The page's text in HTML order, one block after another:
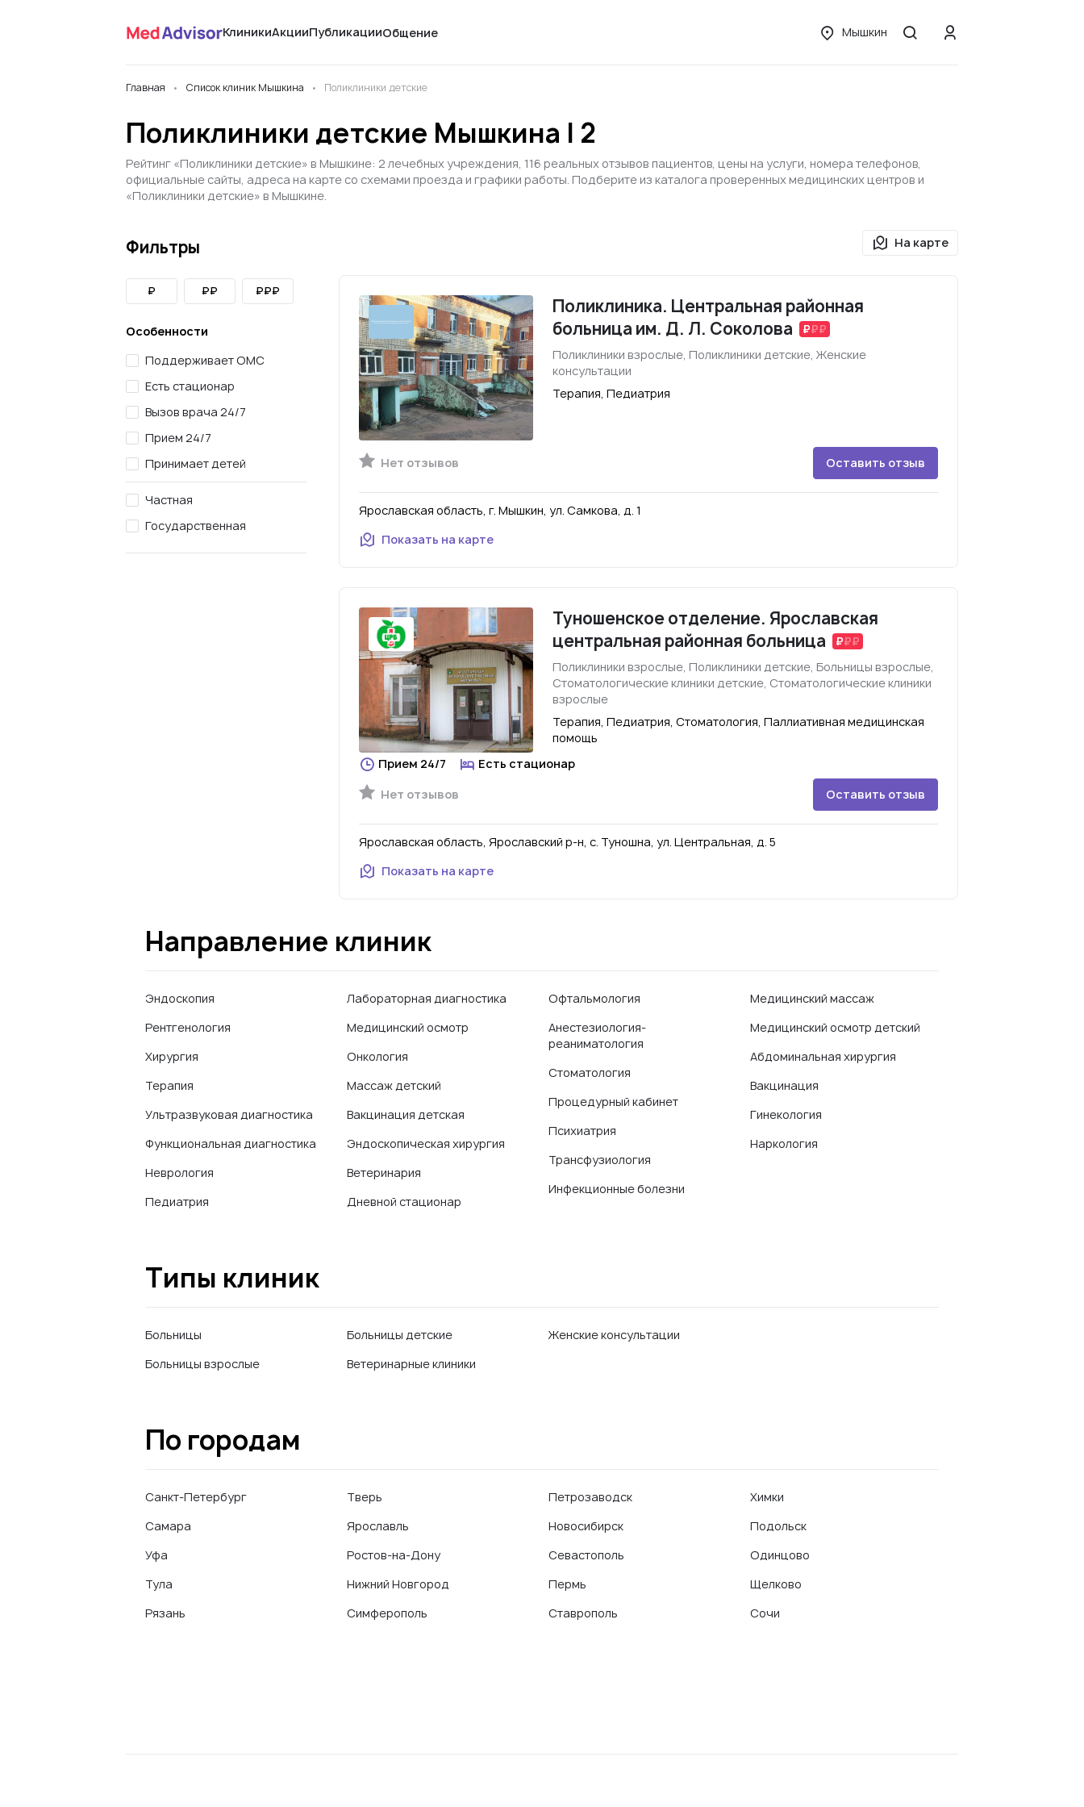
КлиникиАкцииПубликацииОбщение Мышкин
Главная Список клиник Мышкина Поликлиники детские
Поликлиники детские Мышкина | 2
Рейтинг «Поликлиники детские» в Мышкине: 2 лечебных учреждения, 116 реальных отзывов пациентов, цены на услуги, номера телефонов,
официальные сайты, адреса на карте со схемами проезда и графики работы. Подберите из каталога проверенных медицинских центров и
«Поликлиники детские» в Мышкине.
Фильтры
₽ ₽₽ ₽₽₽
Особенности
Поддерживает ОМС
Есть стационар
Вызов врача 24/7
Прием 24/7
Принимает детей
Частная
Государственная
На карте
Поликлиника. Центральная районная
больница им. Д. Л. Соколова
Поликлиники взрослые, Поликлиники детские, Женские
консультации
Терапия, Педиатрия
Нет отзывов Оставить отзыв
Ярославская область, г. Мышкин, ул. Самкова, д. 1
Показать на карте
Туношенское отделение. Ярославская
центральная районная больница
Поликлиники взрослые, Поликлиники детские, Больницы взрослые,
Стоматологические клиники детские, Стоматологические клиники
взрослые
Терапия, Педиатрия, Стоматология, Паллиативная медицинская
помощь
Прием 24/7
Есть стационар
Нет отзывов
Оставить отзыв
Ярославская область, Ярославский р-н, с. Туношна, ул. Центральная, д. 5
Показать на карте
Направление клиник
Эндоскопия
Рентгенология
Хирургия
Терапия
Ультразвуковая диагностика
Функциональная диагностика
Неврология
Педиатрия
Лабораторная диагностика
Медицинский осмотр
Онкология
Массаж детский
Вакцинация детская
Эндоскопическая хирургия
Ветеринария
Дневной стационар
Офтальмология
Анестезиология-
реаниматология
Стоматология
Процедурный кабинет
Психиатрия
Трансфузиология
Инфекционные болезни
Медицинский массаж
Медицинский осмотр детский
Абдоминальная хирургия
Вакцинация
Гинекология
Наркология
Типы клиник
Больницы
Больницы взрослые
Больницы детские
Ветеринарные клиники
Женские консультации
По городам
Санкт-Петербург
Самара
Уфа
Тула
Рязань
Тверь
Ярославль
Ростов-на-Дону
Нижний Новгород
Симферополь
Петрозаводск
Новосибирск
Севастополь
Пермь
Ставрополь
Химки
Подольск
Одинцово
Щелково
Сочи